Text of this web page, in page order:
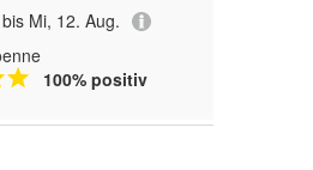
Mi, 12. Aug.
100% positiv